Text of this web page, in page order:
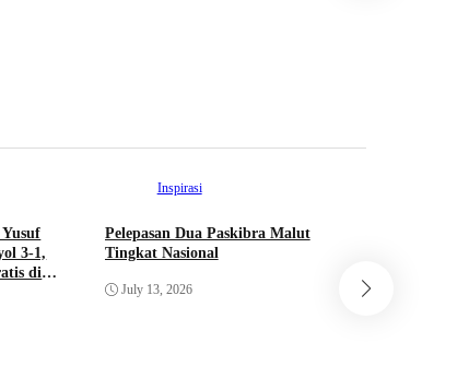
3-1,
di
Inspirasi
Pelepasan Dua Paskibra Malut
Tingkat Nasional
July 13, 2026